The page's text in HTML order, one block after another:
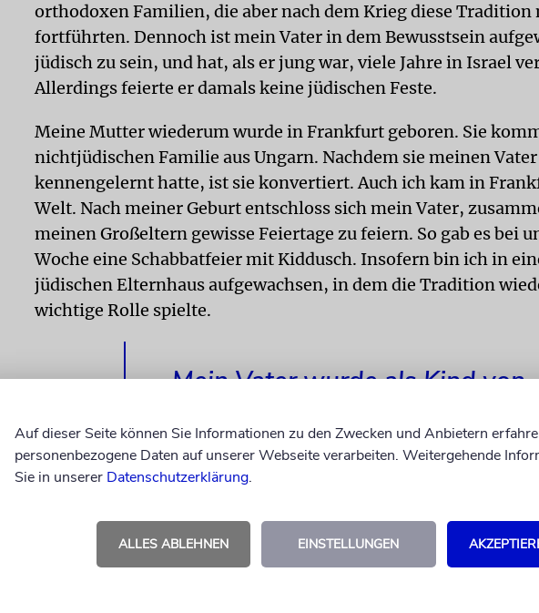
orthodoxen Familien, die aber nach dem Krieg diese Tradition
fortführten. Dennoch ist mein Vater in dem Bewusstsein
jüdisch zu sein, und hat, als er jung war, viele Jahre in Israel
Allerdings feierte er damals keine jüdischen Feste.
Meine Mutter wiederum wurde in Frankfurt geboren. Sie
nichtjüdischen Familie aus Ungarn. Nachdem sie meinen Vater
kennengelernt hatte, ist sie konvertiert. Auch ich kam in
Welt. Nach meiner Geburt entschloss sich mein Vater,
meinen Großeltern gewisse Feiertage zu feiern. So gab es bei
Woche eine Schabbatfeier mit Kiddusch. Insofern bin ich in
jüdischen Elternhaus aufgewachsen, in dem die Tradition
wichtige Rolle spielte.
Mein Vater wurde als Kind von
geboren.
Seit etwa einem Jahr sympathisiere ich mit dem Masorti-
kenne Jonathan Wittenberg, einen Masorti-Rabbiner aus
Auf dieser Seite können Sie Informationen zu den Zwecken und Anbietern
personenbezogene Daten auf unserer Webseite verarbeiten. Weitergehende
Sie in unserer Datenschutzerklärung.
ALLES ABLEHNEN EINSTELLUNGEN